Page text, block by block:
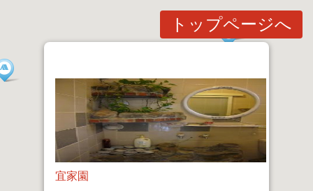
トップページへ
宜家園